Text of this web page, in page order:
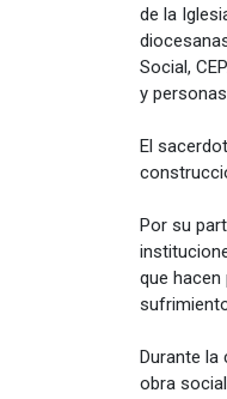
de la
Social,
y
El
Por su
que
Durante la
obra